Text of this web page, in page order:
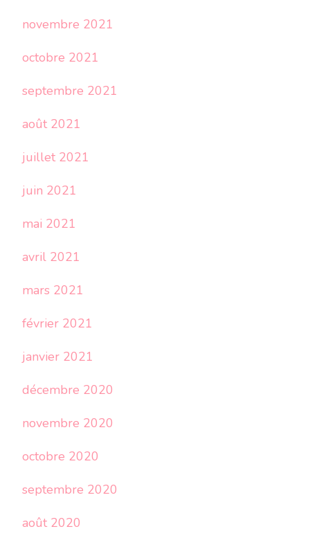
novembre 2021
octobre 2021
septembre 2021
août 2021
juillet 2021
juin 2021
mai 2021
avril 2021
mars 2021
février 2021
janvier 2021
décembre 2020
novembre 2020
octobre 2020
septembre 2020
août 2020